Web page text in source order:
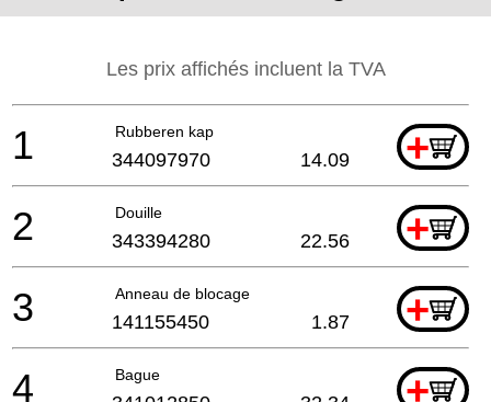
Les prix affichés incluent la TVA
Rubberen kap +
1 344097970 14.09
Douille +
2 343394280 22.56
Anneau de blocage +
3 141155450 1.87
Bague +
4